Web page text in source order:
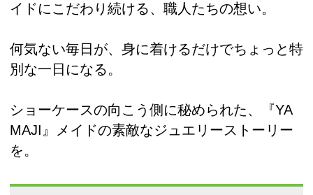
イドにこだわり続ける、職人たちの想い。
何気ない毎日が、身に着けるだけでちょっと特
別な一日になる。
ショーケースの向こう側に秘められた、『YA
MAJI』メイドの素敵なジュエリーストーリー
を。